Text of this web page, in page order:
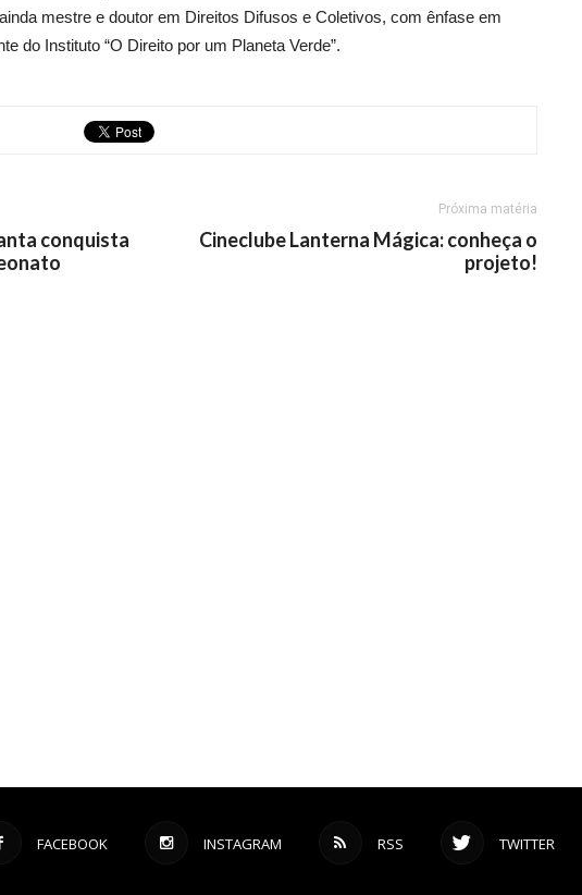
mestre e doutor em Direitos Difusos e Coletivos, com ênfase em
do Instituto “O Direito por um Planeta Verde”.
conquista
Próxima matéria
Cineclube Lanterna Mágica: conheça o
projeto!
FACEBOOK INSTAGRAM RSS TWITTER